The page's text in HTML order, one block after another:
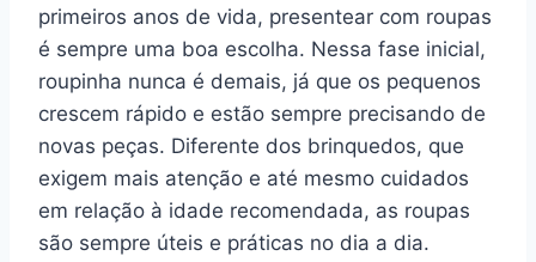
primeiros anos de vida, presentear com roupas
é sempre uma boa escolha. Nessa fase inicial,
roupinha nunca é demais, já que os pequenos
crescem rápido e estão sempre precisando de
novas peças. Diferente dos brinquedos, que
exigem mais atenção e até mesmo cuidados
em relação à idade recomendada, as roupas
são sempre úteis e práticas no dia a dia.